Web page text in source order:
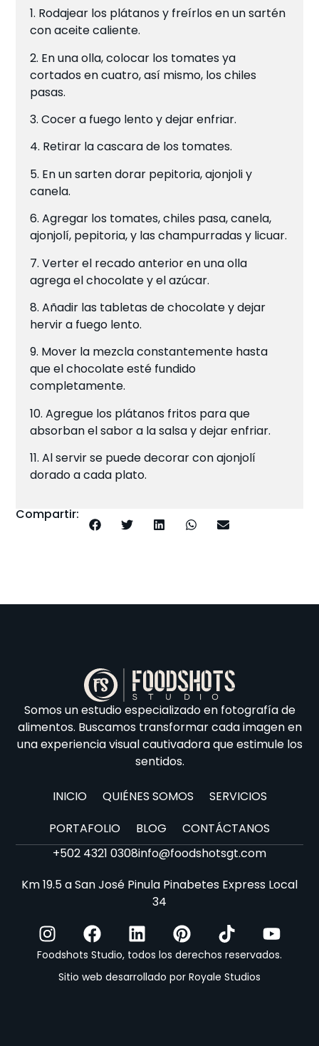
1. Rodajear los plátanos y freírlos en un sartén
con aceite caliente.
2. En una olla, colocar los tomates ya
cortados en cuatro, así mismo, los chiles
pasas.
3. Cocer a fuego lento y dejar enfriar.
4. Retirar la cascara de los tomates.
5. En un sarten dorar pepitoria, ajonjoli y
canela.
6. Agregar los tomates, chiles pasa, canela,
ajonjolí, pepitoria, y las champurradas y licuar.
7. Verter el recado anterior en una olla
agrega el chocolate y el azúcar.
8. Añadir las tabletas de chocolate y dejar
hervir a fuego lento.
9. Mover la mezcla constantemente hasta
que el chocolate esté fundido
completamente.
10. Agregue los plátanos fritos para que
absorban el sabor a la salsa y dejar enfriar.
11. Al servir se puede decorar con ajonjolí
dorado a cada plato.
Compartir:
Somos un estudio especializado en fotografía de
alimentos. Buscamos transformar cada imagen en
una experiencia visual cautivadora que estimule los
sentidos.
INICIO QUIÉNES SOMOS
SERVICIOS
PORTAFOLIO
BLOG
CONTÁCTANOS
+502 4321 0308info@foodshotsgt.com
Km 19.5 a San José Pinula Pinabetes Express Local
34
Foodshots Studio, todos los derechos reservados.
Sitio web desarrollado por Royale Studios